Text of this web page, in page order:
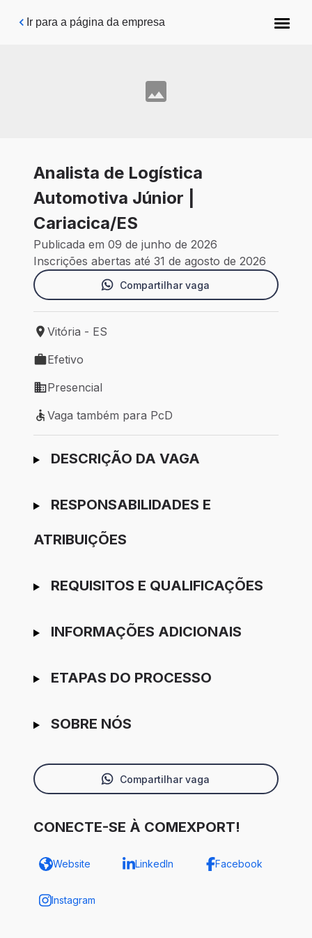
Pular para o conteúdo principal
Ir para a página da empresa
Analista de Logística
Automotiva Júnior |
Cariacica/ES
Publicada em 09 de junho de 2026
Inscrições abertas até 31 de agosto de 2026
Compartilhar vaga
Local de trabalho: Vitória - ES
Vitória - ES
Tipo de vaga: Efetivo
Efetivo
Modelo de trabalho: Presencial
Presencial
Vaga também para PcD
Vaga também para PcD
Ir para candidatura
DESCRIÇÃO DA VAGA
RESPONSABILIDADES E
ATRIBUIÇÕES
REQUISITOS E QUALIFICAÇÕES
INFORMAÇÕES ADICIONAIS
ETAPAS DO PROCESSO
SOBRE NÓS
Compartilhar vaga
CONECTE-SE À COMEXPORT!
Website LinkedIn Facebook
Instagram